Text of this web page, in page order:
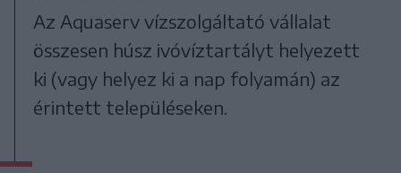
Az Aquaserv vízszolgáltató vállalat
összesen húsz ivóvíztartályt helyezett
ki (vagy helyez ki a nap folyamán) az
érintett településeken.